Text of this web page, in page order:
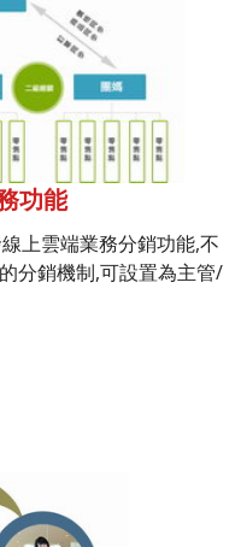
功能
上雲端業務分銷功能,不
分銷機制,可設置為主管/